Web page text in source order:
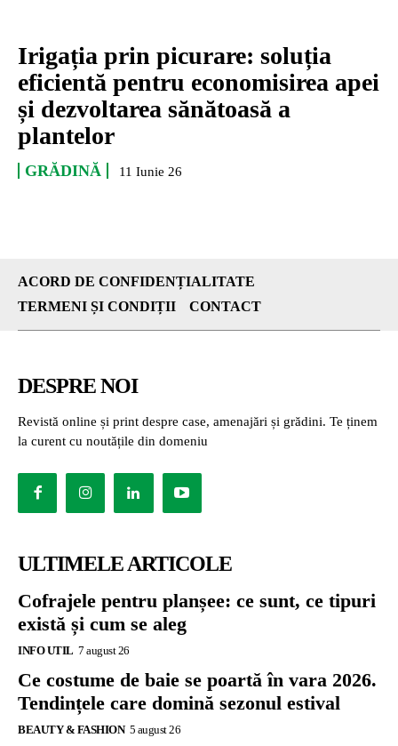
Irigația prin picurare: soluția
eficientă pentru economisirea apei
și dezvoltarea sănătoasă a
plantelor
GRĂDINĂ 11 Iunie 26
ACORD DE CONFIDENȚIALITATE
TERMENI ȘI CONDIȚII
CONTACT
DESPRE NOI
Revistă online și print despre case, amenajări și grădini. Te ținem
la curent cu noutățile din domeniu
ULTIMELE ARTICOLE
Cofrajele pentru planșee: ce sunt, ce tipuri
există și cum se aleg
INFO UTIL 7 august 26
Ce costume de baie se poartă în vara 2026.
Tendințele care domină sezonul estival
BEAUTY & FASHION 5 august 26